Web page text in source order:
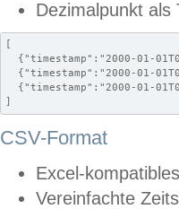
Dezimalpunkt als
[
{"timestamp":"2000-01-
{"timestamp":"2000-01-
{"timestamp":"2000-01-
]
CSV-Format
Excel-
Vereinfachte